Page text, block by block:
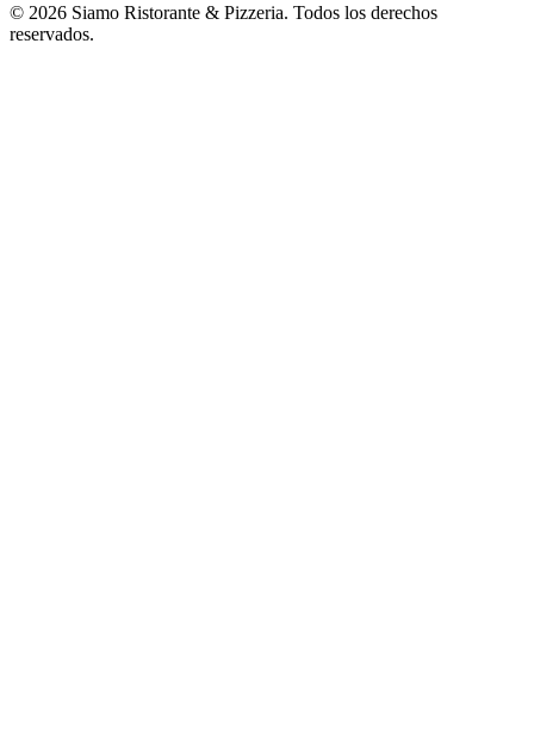
© 2026 Siamo Ristorante & Pizzeria. Todos los derechos
reservados.